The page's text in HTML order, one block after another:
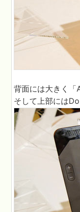
背面には大きく「
そして上部には